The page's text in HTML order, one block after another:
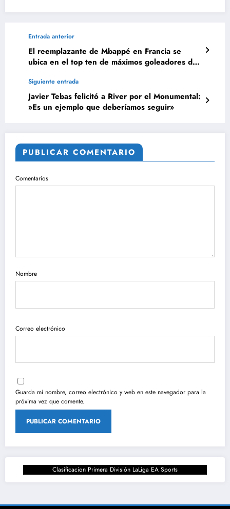
Entrada anterior
El reemplazante de Mbappé en Francia se
ubica en el top ten de máximos goleadores de
Siguiente entrada
Javier Tebas felicitó a River por el Monumental:
»Es un ejemplo que deberíamos seguir»
PUBLICAR COMENTARIO
Comentarios
Nombre
Correo electrónico
Guarda mi nombre, correo electrónico y web en este navegador para la
próxima vez que comente.
Clasificacion Primera División LaLiga EA Sports